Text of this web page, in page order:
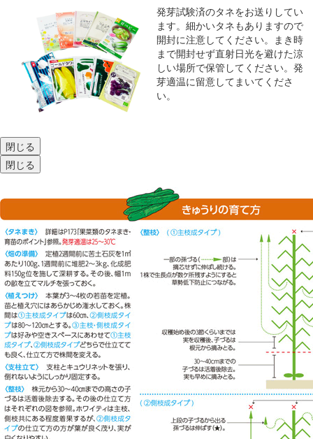
発芽試験済のタネをお送りしてい
ます。細かいタネもありますので
開封に注意してください。まき時
まで開封せず直射日光を避けた涼
しい場所で保管してください。発
芽適温に留意してまいてくださ
い。
閉じる
閉じる